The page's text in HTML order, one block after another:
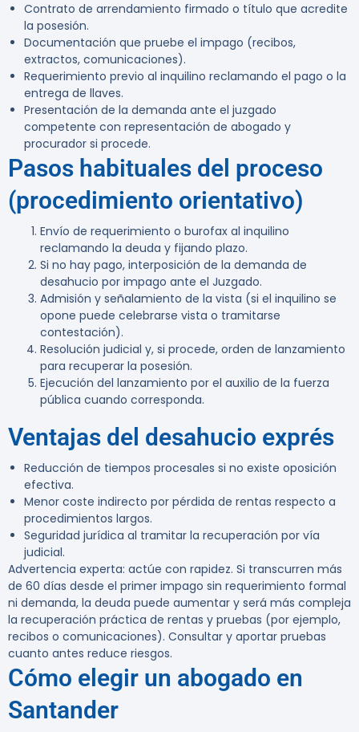
Contrato de arrendamiento firmado o título que acredite
la posesión.
Documentación que pruebe el impago (recibos,
extractos, comunicaciones).
Requerimiento previo al inquilino reclamando el pago o la
entrega de llaves.
Presentación de la demanda ante el juzgado
competente con representación de abogado y
procurador si procede.
Pasos habituales del proceso
(procedimiento orientativo)
Envío de requerimiento o burofax al inquilino
reclamando la deuda y fijando plazo.
Si no hay pago, interposición de la demanda de
desahucio por impago ante el Juzgado.
Admisión y señalamiento de la vista (si el inquilino se
opone puede celebrarse vista o tramitarse
contestación).
Resolución judicial y, si procede, orden de lanzamiento
para recuperar la posesión.
Ejecución del lanzamiento por el auxilio de la fuerza
pública cuando corresponda.
Ventajas del desahucio exprés
Reducción de tiempos procesales si no existe oposición
efectiva.
Menor coste indirecto por pérdida de rentas respecto a
procedimientos largos.
Seguridad jurídica al tramitar la recuperación por vía
judicial.
Advertencia experta: actúe con rapidez. Si transcurren más
de 60 días desde el primer impago sin requerimiento formal
ni demanda, la deuda puede aumentar y será más compleja
la recuperación práctica de rentas y pruebas (por ejemplo,
recibos o comunicaciones). Consultar y aportar pruebas
cuanto antes reduce riesgos.
Cómo elegir un abogado en
Santander